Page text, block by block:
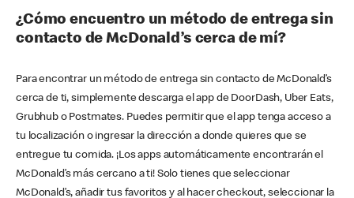
¿Cómo encuentro un método de entrega sin
contacto de McDonald’s cerca de mí?
Para encontrar un método de entrega sin contacto de McDonald’s
cerca de ti, simplemente descarga el app de DoorDash, Uber Eats,
Grubhub o Postmates. Puedes permitir que el app tenga acceso a
tu localización o ingresar la dirección a donde quieres que se
entregue tu comida. ¡Los apps automáticamente encontrarán el
McDonald’s más cercano a ti! Solo tienes que seleccionar
McDonald’s, añadir tus favoritos y al hacer checkout, seleccionar la